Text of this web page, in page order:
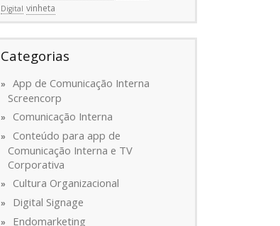
Digital vinheta
Categorias
App de Comunicação Interna
Screencorp
Comunicação Interna
Conteúdo para app de
Comunicação Interna e TV
Corporativa
Cultura Organizacional
Digital Signage
Endomarketing